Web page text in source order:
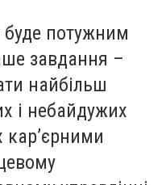
буде потужним
завдання –
найбільш
і небайдужих
кар’єрними